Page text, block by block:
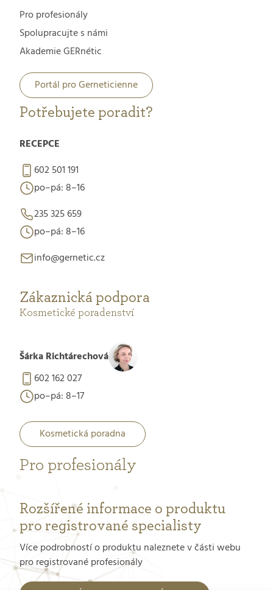
Pro profesionály
Spolupracujte s námi
Akademie GERnétic
Portál pro Gerneticienne
Potřebujete poradit?
RECEPCE
602 501 191
po–pá: 8–16
235 325 659
po–pá: 8–16
info@gernetic.cz
Zákaznická podpora
Kosmetické poradenství
Šárka Richtárechová
602 162 027
po–pá: 8–17
Kosmetická poradna
Pro profesionály
Rozšířené informace o produktu
pro registrované specialisty
Více podrobností o produktu naleznete v části webu
pro registrované profesionály